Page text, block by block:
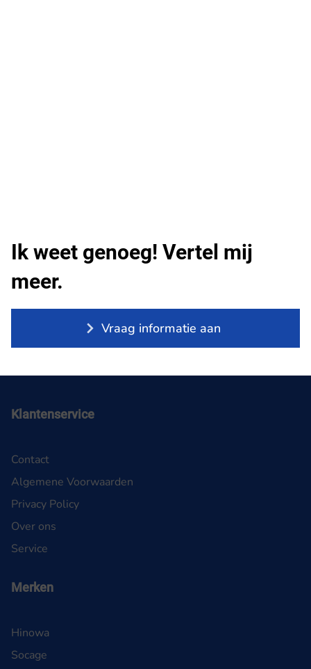
Ik weet genoeg! Vertel mij
meer.
Vraag informatie aan
Klantenservice
Contact
Algemene Voorwaarden
Privacy Policy
Over ons
Service
Merken
Hinowa
Socage